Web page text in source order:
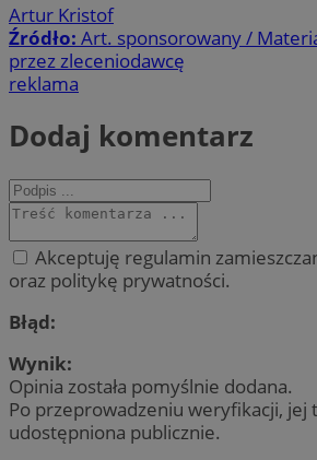
Artur Kristof
Źródło: Art. sponsorowany /
przez zleceniodawcę
reklama
Dodaj komentarz
Akceptuję regulamin
oraz politykę prywatności.
Błąd:
Wynik:
Opinia została pomyślnie dodana.
Po przeprowadzeniu weryfikacji, jej
udostępniona publicznie.